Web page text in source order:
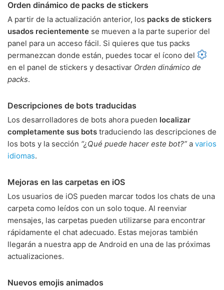
Orden dinámico de packs de stickers
A partir de la actualización anterior, los packs de stickers
usados recientemente se mueven a la parte superior del
panel para un acceso fácil. Si quieres que tus packs
permanezcan donde están, puedes tocar el ícono del
en el panel de stickers y desactivar Orden dinámico de
packs.
Descripciones de bots traducidas
Los desarrolladores de bots ahora pueden localizar
completamente sus bots traduciendo las descripciones de
los bots y la sección “¿Qué puede hacer este bot?” a varios
idiomas.
Mejoras en las carpetas en iOS
Los usuarios de iOS pueden marcar todos los chats de una
carpeta como leídos con un solo toque. Al reenviar
mensajes, las carpetas pueden utilizarse para encontrar
rápidamente el chat adecuado. Estas mejoras también
llegarán a nuestra app de Android en una de las próximas
actualizaciones.
Nuevos emojis animados